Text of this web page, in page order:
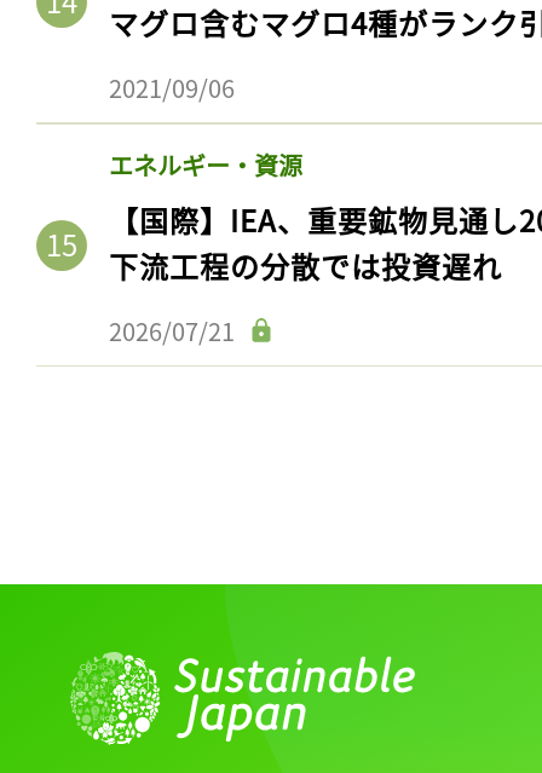
マグロ含むマグロ4種がランク
2021/09/06
エネルギー・資源
【国際】IEA、重要鉱物見通
下流工程の分散では投資遅れ
2026/07/21